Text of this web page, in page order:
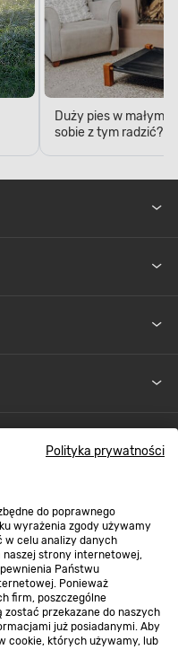
Polityka prywatności
do poprawnego
wyrażenia zgody używamy
w celu analizy danych
strony internetowej,
Państwu
Ponieważ
firm, poszczególne
przekazane do naszych
już posiadanymi. Aby
cookie, których używamy, lub
jakości
mineralne
sztucznych
smaku.
Duży pies w małym
sobie z tym radzić?